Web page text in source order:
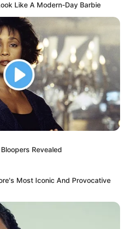
Like A Modern-Day Barbie
Revealed
Most Iconic And Provocative